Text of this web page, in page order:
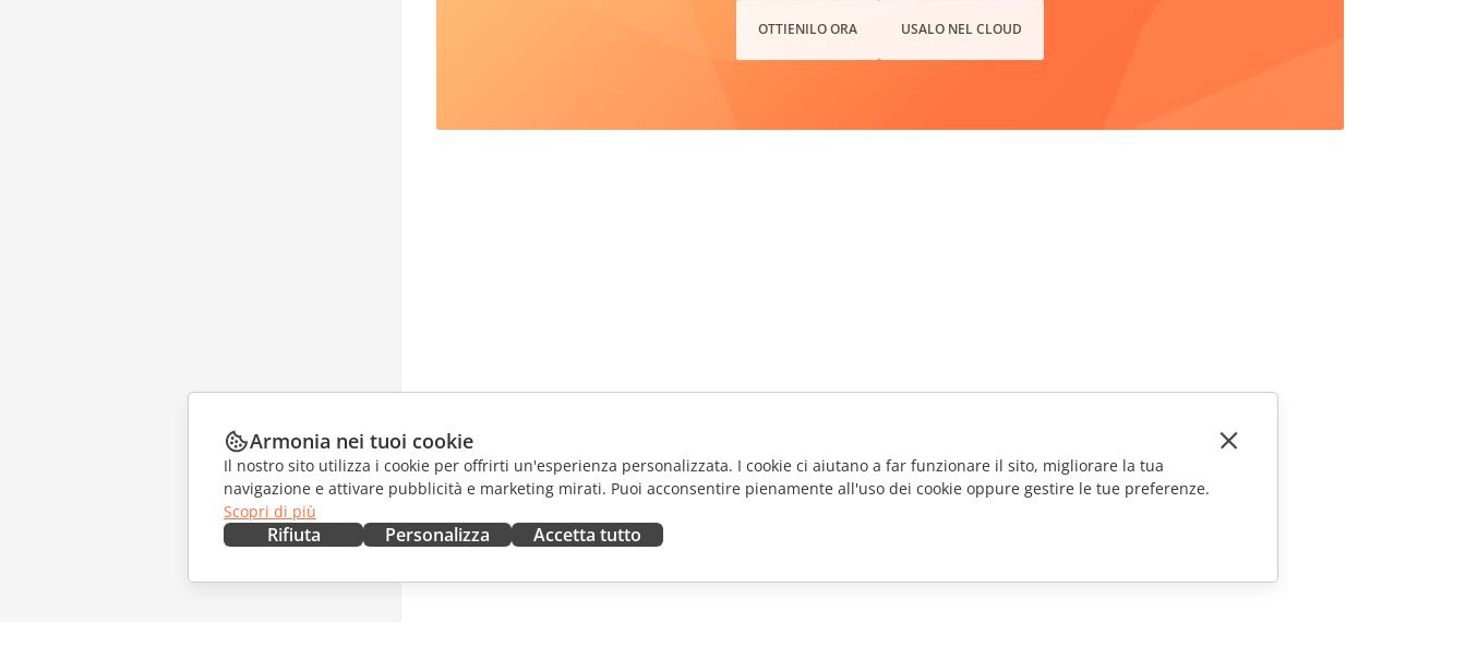
OTTIENILO ORA USALO NEL CLOUD
Armonia nei tuoi cookie
Il nostro sito utilizza i cookie per offrirti un'esperienza personalizzata. I cookie ci aiutano a far funzionare il sito, migliorare la tua
navigazione e attivare pubblicità e marketing mirati. Puoi acconsentire pienamente all'uso dei cookie oppure gestire le tue preferenze.
Scopri di più
Rifiuta Personalizza Accetta tutto